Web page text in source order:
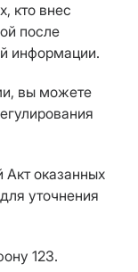
кто внес
после
информации.
вы можете
оказанных
уточнения
123.